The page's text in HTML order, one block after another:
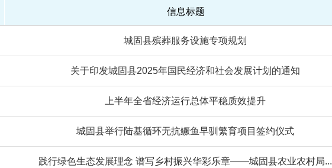
信息标题
城固县殡葬服务设施专项规划
关于印发城固县2025年国民经济和社会发展计划的通知
上半年全省经济运行总体平稳质效提升
城固县举行陆基循环无抗鳜鱼早驯繁育项目签约仪式
践行绿色生态发展理念 谱写乡村振兴华彩乐章——城固县农业农村局...